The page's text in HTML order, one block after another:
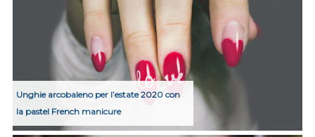
Unghie arcobaleno per l’estate 2020 con
la pastel French manicure